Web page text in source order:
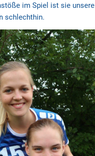
im Spiel ist sie unsere
schlechthin.